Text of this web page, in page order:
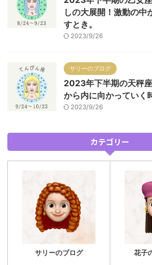
しの大展開！激動の中
すとき。
2023/9/26
サリーのブログ
2023年下半期の天秤
から内に向かっていく
2023/9/26
カテゴリー
サリーのブログ 花子